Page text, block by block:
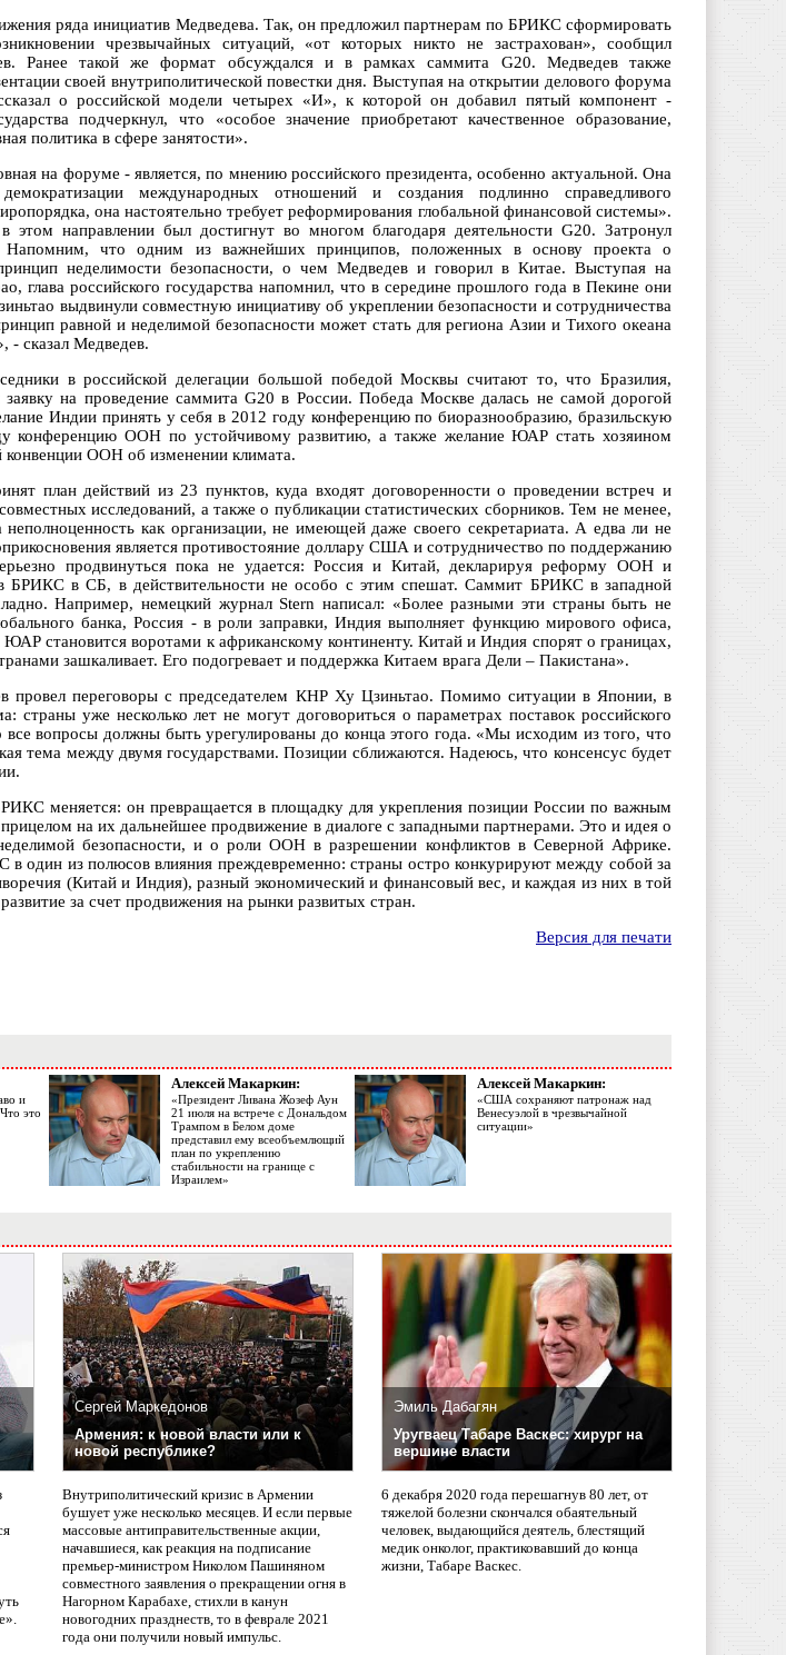
ряда инициатив Медведева. Так, он предложил партнерам по БРИКС сформировать
чрезвычайных ситуаций, «от которых никто не застрахован», сообщил
Ранее такой же формат обсуждался и в рамках саммита G20. Медведев также
своей внутриполитической повестки дня. Выступая на открытии делового форума
о российской модели четырех «И», к которой он добавил пятый компонент -
подчеркнул, что «особое значение приобретают качественное образование,
политика в сфере занятости».
на форуме - является, по мнению российского президента, особенно актуальной. Она
демократизации международных отношений и создания подлинно справедливого
она настоятельно требует реформирования глобальной финансовой системы».
этом направлении был достигнут во многом благодаря деятельности G20. Затронул
Напомним, что одним из важнейших принципов, положенных в основу проекта о
неделимости безопасности, о чем Медведев и говорил в Китае. Выступая на
глава российского государства напомнил, что в середине прошлого года в Пекине они
выдвинули совместную инициативу об укреплении безопасности и сотрудничества
равной и неделимой безопасности может стать для региона Азии и Тихого океана
- сказал Медведев.
в российской делегации большой победой Москвы считают то, что Бразилия,
на проведение саммита G20 в России. Победа Москве далась не самой дорогой
Индии принять у себя в 2012 году конференцию по биоразнообразию, бразильскую
конференцию ООН по устойчивому развитию, а также желание ЮАР стать хозяином
конвенции ООН об изменении климата.
план действий из 23 пунктов, куда входят договоренности о проведении встреч и
исследований, а также о публикации статистических сборников. Тем не менее,
как организации, не имеющей даже своего секретариата. А едва ли не
является противостояние доллару США и сотрудничество по поддержанию
продвинуться пока не удается: Россия и Китай, декларируя реформу ООН и
БРИКС в СБ, в действительности не особо с этим спешат. Саммит БРИКС в западной
Например, немецкий журнал Stern написал: «Более разными эти страны быть не
банка, Россия - в роли заправки, Индия выполняет функцию мирового офиса,
становится воротами к африканскому континенту. Китай и Индия спорят о границах,
зашкаливает. Его подогревает и поддержка Китаем врага Дели – Пакистана».
провел переговоры с председателем КНР Ху Цзиньтао. Помимо ситуации в Японии, в
страны уже несколько лет не могут договориться о параметрах поставок российского
все вопросы должны быть урегулированы до конца этого года. «Мы исходим из того, что
тема между двумя государствами. Позиции сближаются. Надеюсь, что консенсус будет
меняется: он превращается в площадку для укрепления позиции России по важным
на их дальнейшее продвижение в диалоге с западными партнерами. Это и идея о
безопасности, и о роли ООН в разрешении конфликтов в Северной Африке.
один из полюсов влияния преждевременно: страны остро конкурируют между собой за
(Китай и Индия), разный экономический и финансовый вес, и каждая из них в той
за счет продвижения на рынки развитых стран.
Версия для печати
и
это
Алексей Макаркин:
«Президент Ливана Жозеф Аун
21 июля на встрече с Дональдом
Трампом в Белом доме
представил ему всеобъемлющий
план по укреплению
стабильности на границе с
Израилем»
Алексей Макаркин:
«США сохраняют патронаж над
Венесуэлой в чрезвычайной
ситуации»
Сергей Маркедонов
Армения: к новой власти или к
новой республике?
Внутриполитический кризис в Армении
бушует уже несколько месяцев. И если первые
массовые антиправительственные акции,
начавшиеся, как реакция на подписание
премьер-министром Николом Пашиняном
совместного заявления о прекращении огня в
Нагорном Карабахе, стихли в канун
новогодних празднеств, то в феврале 2021
года они получили новый импульс.
Эмиль Дабагян
Уругваец Табаре Васкес: хирург на
вершине власти
6 декабря 2020 года перешагнув 80 лет, от
тяжелой болезни скончался обаятельный
человек, выдающийся деятель, блестящий
медик онколог, практиковавший до конца
жизни, Табаре Васкес.